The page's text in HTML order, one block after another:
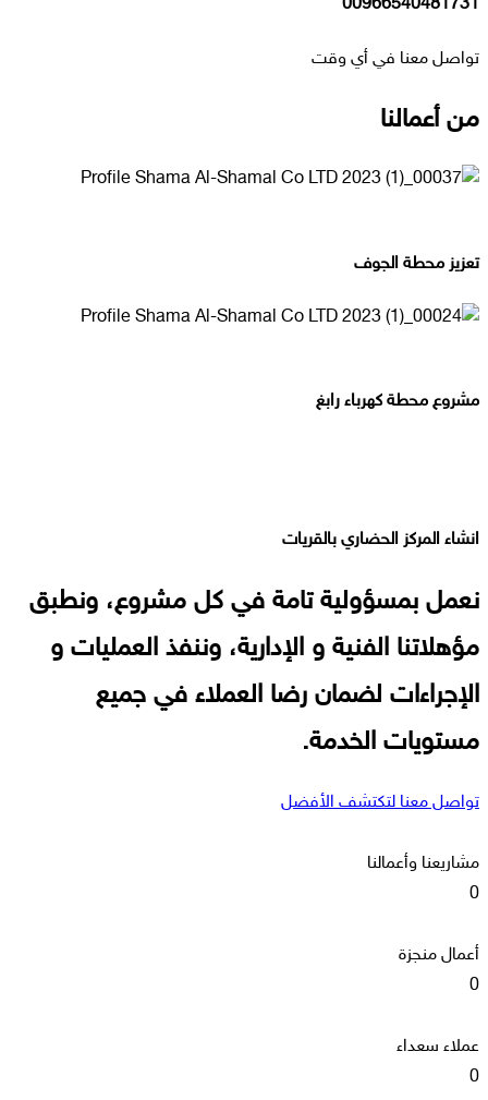
00966540481731
تواصل معنا في أي وقت
من أعمالنا
تعزيز محطة الجوف
مشروع محطة كهرباء رابغ
انشاء المركز الحضاري بالقريات
نعمل بمسؤولية تامة في كل مشروع، ونطبق
مؤهلاتنا الفنية و الإدارية، وننفذ العمليات و
الإجراءات لضمان رضا العملاء في جميع
مستويات الخدمة.
تواصل معنا لتكتشف الأفضل
مشاريعنا وأعمالنا
0
أعمال منجزة
0
عملاء سعداء
0